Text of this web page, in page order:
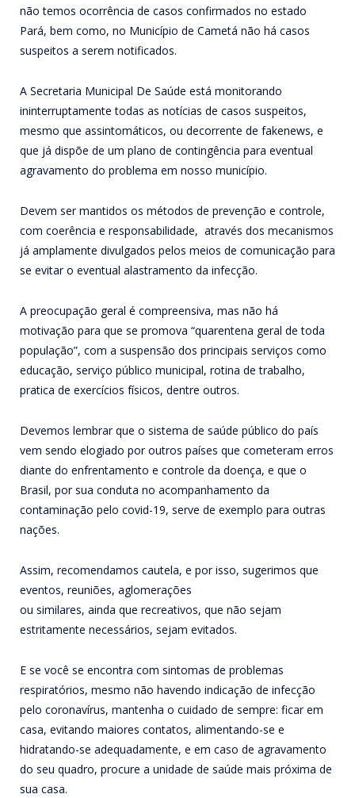
não temos ocorrência de casos confirmados no estado
Pará, bem como, no Município de Cametá não há casos
suspeitos a serem notificados.
A Secretaria Municipal De Saúde está monitorando
ininterruptamente todas as notícias de casos suspeitos,
mesmo que assintomáticos, ou decorrente de fakenews, e
que já dispõe de um plano de contingência para eventual
agravamento do problema em nosso município.
Devem ser mantidos os métodos de prevenção e controle,
com coerência e responsabilidade, através dos mecanismos
já amplamente divulgados pelos meios de comunicação para
se evitar o eventual alastramento da infecção.
A preocupação geral é compreensiva, mas não há
motivação para que se promova “quarentena geral de toda
população”, com a suspensão dos principais serviços como
educação, serviço público municipal, rotina de trabalho,
pratica de exercícios físicos, dentre outros.
Devemos lembrar que o sistema de saúde público do país
vem sendo elogiado por outros países que cometeram erros
diante do enfrentamento e controle da doença, e que o
Brasil, por sua conduta no acompanhamento da
contaminação pelo covid-19, serve de exemplo para outras
nações.
Assim, recomendamos cautela, e por isso, sugerimos que
eventos, reuniões, aglomerações
ou similares, ainda que recreativos, que não sejam
estritamente necessários, sejam evitados.
E se você se encontra com sintomas de problemas
respiratórios, mesmo não havendo indicação de infecção
pelo coronavírus, mantenha o cuidado de sempre: ficar em
casa, evitando maiores contatos, alimentando-se e
hidratando-se adequadamente, e em caso de agravamento
do seu quadro, procure a unidade de saúde mais próxima de
sua casa.